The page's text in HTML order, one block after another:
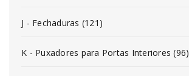
J - Fechaduras (121)
K - Puxadores para Portas Interiores (96)